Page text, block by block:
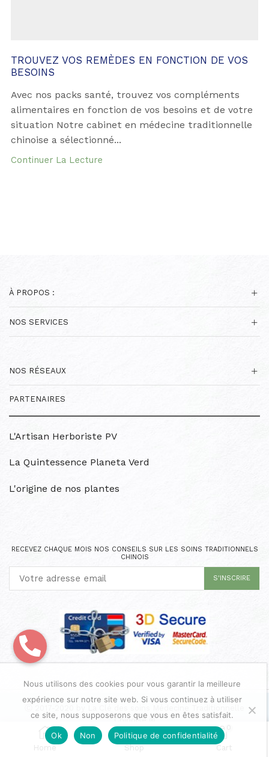
TROUVEZ VOS REMÈDES EN FONCTION DE VOS
BESOINS
Avec nos packs santé, trouvez vos compléments
alimentaires en fonction de vos besoins et de votre
situation Notre cabinet en médecine traditionnelle
chinoise a sélectionné...
Continuer La Lecture
À PROPOS :
NOS SERVICES
NOS RÉSEAUX
PARTENAIRES
L'Artisan Herboriste PV
La Quintessence Planeta Verd
L'origine de nos plantes
RECEVEZ CHAQUE MOIS NOS CONSEILS SUR LES SOINS TRADITIONNELS
CHINOIS
Chinoise ®
Suivi de commande
Home Shop Cart
Nous utilisons des cookies pour vous garantir la meilleure
expérience sur notre site web. Si vous continuez à utiliser
ce site, nous supposerons que vous en êtes satisfait.
Ok Non Politique de confidentialité